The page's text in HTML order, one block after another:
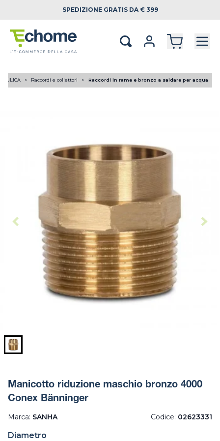
SPEDIZIONE GRATIS DA € 399
Raccordi e collettori Raccordi in rame e bronzo a saldare per acqua
Manicotto riduzione maschio bronzo 4000
Conex Bänninger
Marca: SANHA Codice: 02623331
Diametro